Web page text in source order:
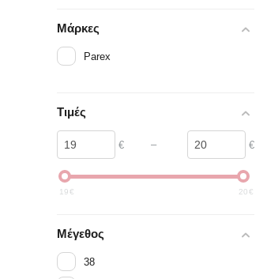
Μάρκες
Parex
Τιμές
€ – €
19 € 20 €
Μέγεθος
38